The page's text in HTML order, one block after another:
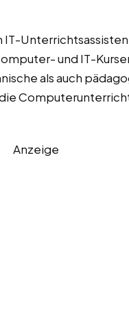
und IT-
als auch
Anzeige